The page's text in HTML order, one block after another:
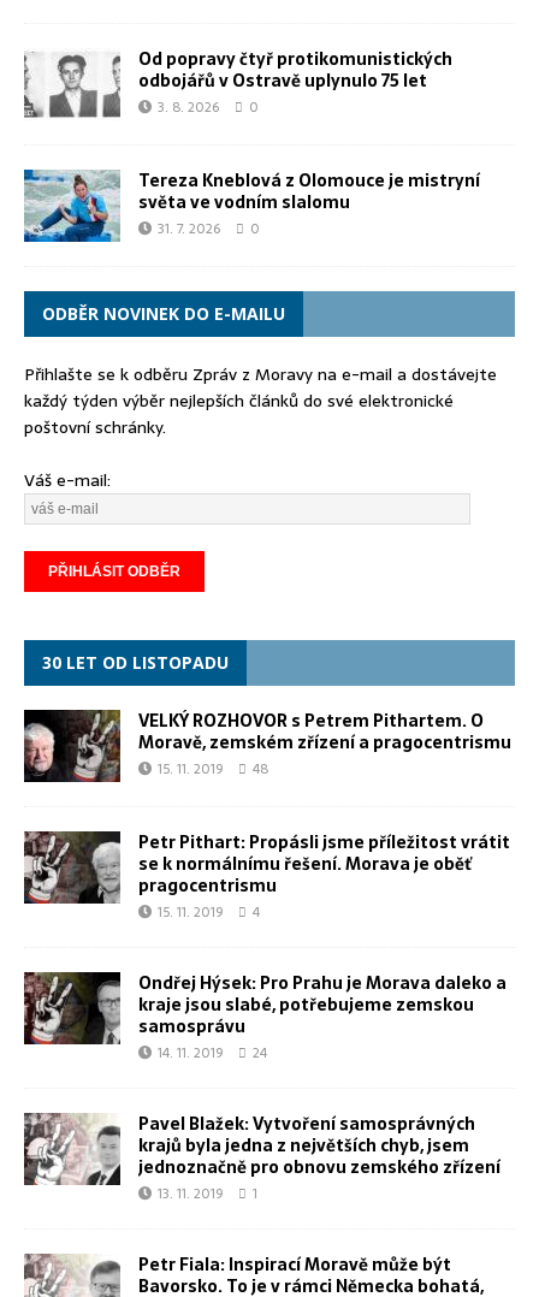
Od popravy čtyř protikomunistických
odbojářů v Ostravě uplynulo 75 let
3. 8. 2026 0
Tereza Kneblová z Olomouce je mistryní
světa ve vodním slalomu
31. 7. 2026 0
ODBĚR NOVINEK DO E-MAILU
Přihlašte se k odběru Zpráv z Moravy na e-mail a dostávejte
každý týden výběr nejlepších článků do své elektronické
poštovní schránky.
Váš e-mail:
30 LET OD LISTOPADU
VELKÝ ROZHOVOR s Petrem Pithartem. O
Moravě, zemském zřízení a pragocentrismu
15. 11. 2019 48
Petr Pithart: Propásli jsme příležitost vrátit
se k normálnímu řešení. Morava je oběť
pragocentrismu
15. 11. 2019 4
Ondřej Hýsek: Pro Prahu je Morava daleko a
kraje jsou slabé, potřebujeme zemskou
samosprávu
14. 11. 2019 24
Pavel Blažek: Vytvoření samosprávných
krajů byla jedna z největších chyb, jsem
jednoznačně pro obnovu zemského zřízení
13. 11. 2019 1
Petr Fiala: Inspirací Moravě může být
Bavorsko. To je v rámci Německa bohatá,